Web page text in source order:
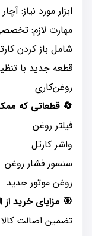
ابزار مورد نیاز:
مهارت لازم:
شامل باز کردن
قطعه جدید با
روغن‌کاری
🔄 قطعاتی که
فیلتر روغن
واشر کارتل
سنسور فشار روغن
روغن موتور جدید
🎯 مزایای خرید از
تضمین اصالت